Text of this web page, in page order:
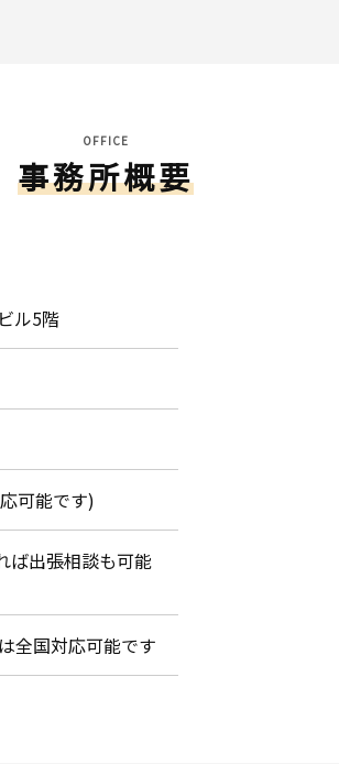
OFFICE
事務所概要
ル5階
可能です)
ば出張相談も可能
全国対応可能です